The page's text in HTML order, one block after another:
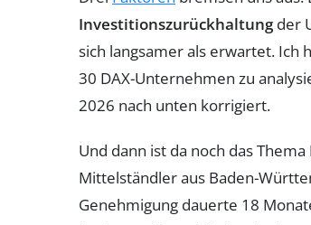
Investitionszurückhaltungder
sich langsamer als erwartet. Ich
30 DAX-Unternehmen zu
2026 nach unten korrigiert.
Und dann ist da noch das Thema
Mittelständler aus Baden-
Genehmigung dauerte 18